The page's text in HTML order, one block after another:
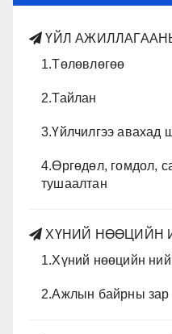
ҮЙЛ
1.Төлөвлөгөө
2.Тайлан
3.Үйлчилгээ авахад
4.Өргөдөл, гомдол,
тушаалтан
ХҮНИЙ НӨӨЦИЙН
1.Хүний нөөцийн
2.Ажлын байрны зар